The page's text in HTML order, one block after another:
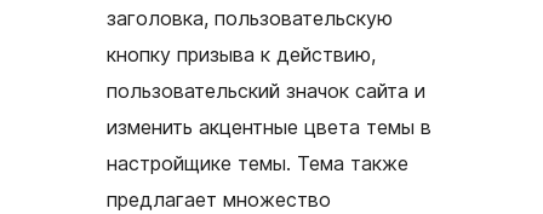
заголовка, пользовательскую
кнопку призыва к действию,
пользовательский значок сайта и
изменить акцентные цвета темы в
настройщике темы. Тема также
предлагает множество